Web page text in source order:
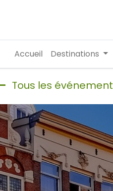
Accueil Destinations
Tous les